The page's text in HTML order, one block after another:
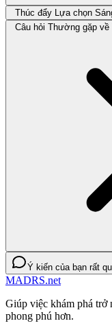
Thúc đẩy Lựa chọn
Câu hỏi Thường gặp
Ý kiến của bạn rất
MADRS.net
Giúp việc khám phá trở
phong phú hơn.